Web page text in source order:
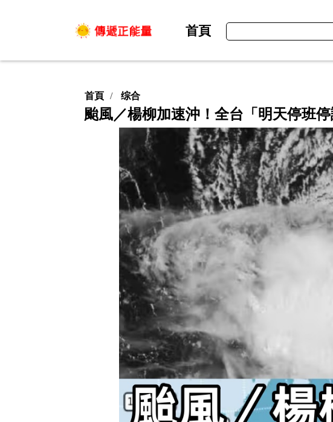
首頁
首頁 综合
颱風／楊柳加速沖！全台「明天停班